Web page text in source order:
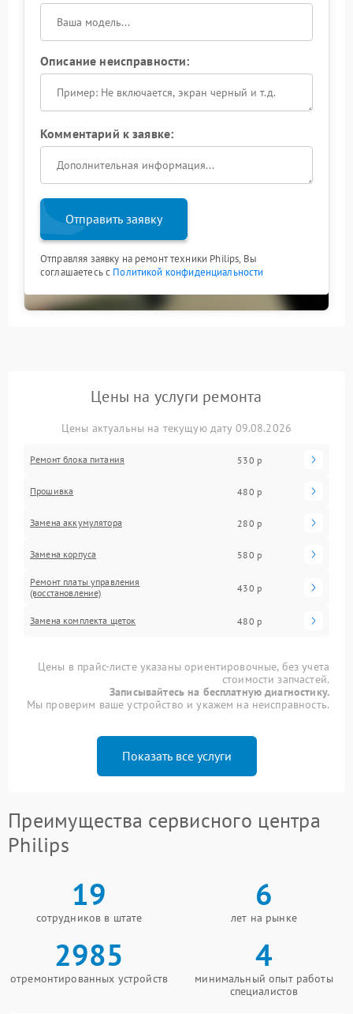
Описание неисправности:
Комментарий к заявке:
Отправить заявку
Отправляя заявку на ремонт техники Philips, Вы
соглашаетесь с Политикой конфиденциальности
Цены на услуги ремонта
Цены актуальны на текущую дату 09.08.2026
Ремонт блока питания 530 р
Прошивка 480 р
Замена аккумулятора 280 р
Замена корпуса 580 р
Ремонт платы управления
(восстановление)
430 р
Замена комплекта щеток 480 р
Цены в прайс-листе указаны ориентировочные, без учета
стоимости запчастей.
Записывайтесь на бесплатную диагностику.
Мы проверим ваше устройство и укажем на неисправность.
Показать все услуги
Преимущества сервисного центра
Philips
19
сотрудников в штате
6
лет на рынке
2985
отремонтированных устройств
4
минимальный опыт работы
специалистов